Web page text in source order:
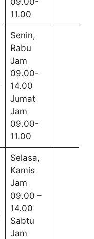
11.00
Senin,
Rabu
Jam
09.00-
14.00
Jumat
Jam
09.00-
11.00
Selasa,
Kamis
Jam
09.00 –
14.00
Sabtu
Jam